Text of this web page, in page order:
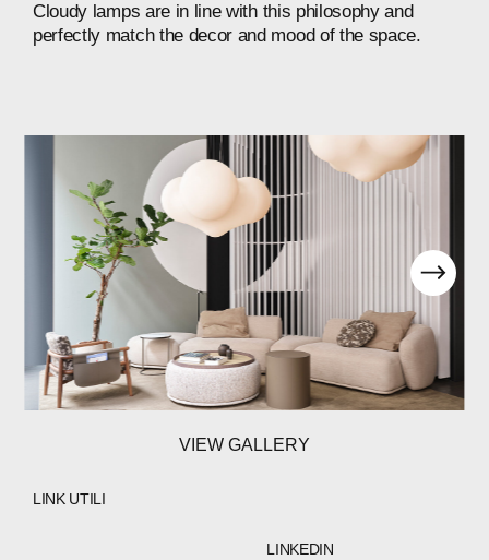
Cloudy lamps are in line with this philosophy and
perfectly match the decor and mood of the space.
VIEW GALLERY
LINK UTILI
LINKEDIN